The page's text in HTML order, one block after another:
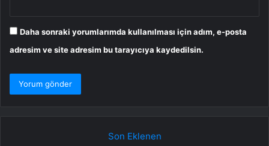
Daha sonraki yorumlarımda kullanılması için adım, e-posta
adresim ve site adresim bu tarayıcıya kaydedilsin.
Son Eklenen